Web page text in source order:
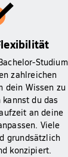
Studium
zahlreichen
dein Wissen zu
du das
an deine
Viele
grundsätzlich
konzipiert.